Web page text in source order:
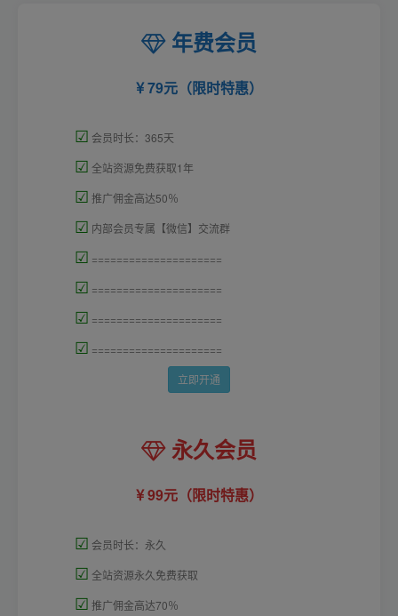
年费会员
79元（限时特惠）
☑ 会员时长：365天
☑ 全站资源免费获取1年
☑ 推广佣金高达50％
☑ 内部会员专属【微信】交流群
☑ =====================
☑ =====================
☑ =====================
☑ =====================
立即开通
永久会员
99元（限时特惠）
☑ 会员时长：永久
☑ 全站资源永久免费获取
☑ 推广佣金高达70％